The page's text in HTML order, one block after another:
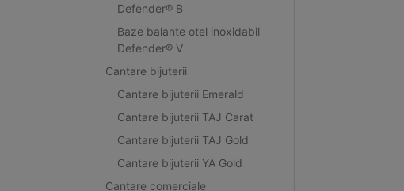
Defender® B
Baze balante otel inoxidabil
Defender® V
Cantare bijuterii
Cantare bijuterii Emerald
Cantare bijuterii TAJ Carat
Cantare bijuterii TAJ Gold
Cantare bijuterii YA Gold
Cantare comerciale